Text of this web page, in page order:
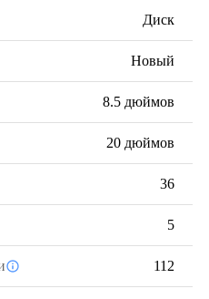
Диск
Новый
8.5 дюймов
20 дюймов
36
5
112